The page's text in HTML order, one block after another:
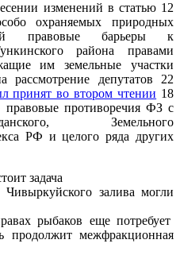
изменений в статью 12
охраняемых природных
правовые барьеры к
района правами
им земельные участки
депутатов 22
принят во втором чтении 18
правовые противоречия ФЗ с
Земельного
РФ и целого ряда других
задача
залива могли
рыбаков еще потребует
продолжит межфракционная